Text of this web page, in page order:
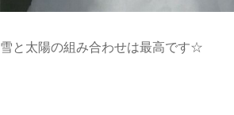
雪と太陽の組み合わせは最高です☆